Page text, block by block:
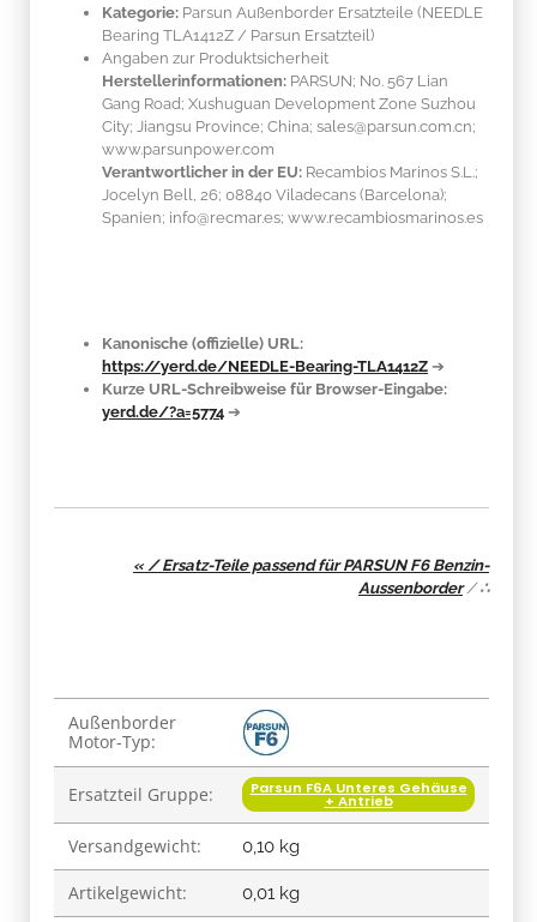
Kategorie: Parsun Außenborder Ersatzteile (NEEDLE
Bearing TLA1412Z / Parsun Ersatzteil)
Angaben zur Produktsicherheit
Herstellerinformationen: PARSUN; No. 567 Lian
Gang Road; Xushuguan Development Zone Suzhou
City; Jiangsu Province; China; sales@parsun.com.cn;
www.parsunpower.com
Verantwortlicher in der EU: Recambios Marinos S.L.;
Jocelyn Bell, 26; 08840 Viladecans (Barcelona);
Spanien; info@recmar.es; www.recambiosmarinos.es
Kanonische (offizielle) URL:
https://yerd.de/NEEDLE-Bearing-TLA1412Z ➔
Kurze URL-Schreibweise für Browser-Eingabe:
yerd.de/?a=5774 ➔
« / Ersatz-Teile passend für PARSUN F6 Benzin-
Aussenborder/∴
Produkteigenschaft
Wert
Außenborder
Motor-Typ:
Ersatzteil Gruppe: Parsun F6A Unteres Gehäuse
+ Antrieb
Versandgewicht: 0,10 kg
Artikelgewicht: 0,01 kg